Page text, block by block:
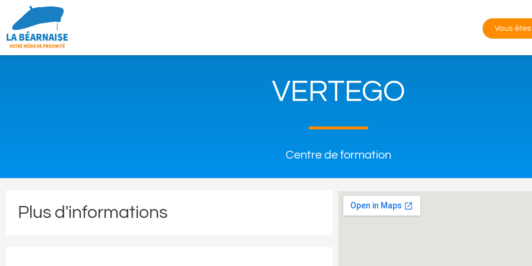
Vous
VERTEGO
Centre de formation
Plus d'informations